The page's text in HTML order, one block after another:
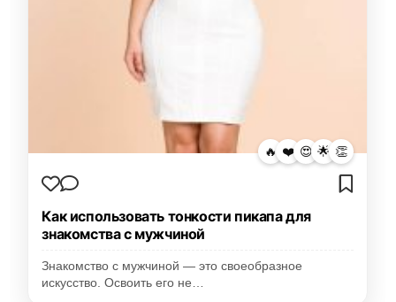
🔥 ❤️ 😍 🌟 👏
Как использовать тонкости пикапа для
знакомства с мужчиной
Знакомство с мужчиной — это своеобразное
искусство. Освоить его не…